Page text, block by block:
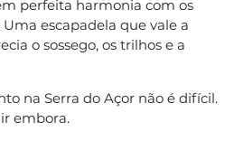
perfeita harmonia com os
escapadela que vale a
o sossego, os trilhos e a
na Serra do Açor não é difícil.
embora.